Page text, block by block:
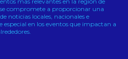
compromete a proporcionar una
noticias locales, nacionales e
en los eventos que impactan a